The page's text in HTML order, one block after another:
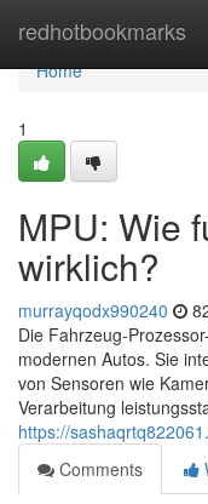
redhotbookmarks
Home
Home
1
MPU: Wie
wirklich?
murrayqodx990240
Die Fahrzeug-
modernen Autos. Sie
von Sensoren wie
Verarbeitung
https://
Comments